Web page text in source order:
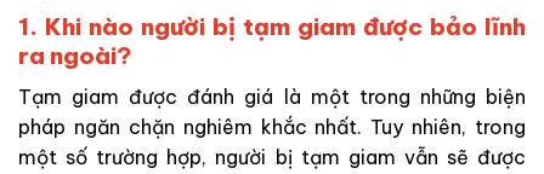
1. Khi nào người bị tạm giam được bảo lĩnh
ra ngoài?
Tạm giam được đánh giá là một trong những biện
pháp ngăn chặn nghiêm khắc nhất. Tuy nhiên, trong
một số trường hợp, người bị tạm giam vẫn sẽ được